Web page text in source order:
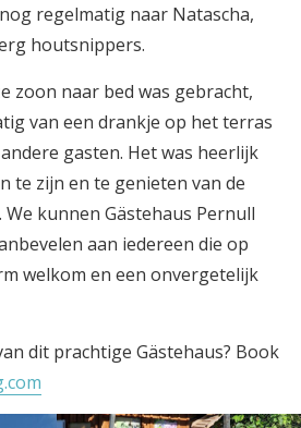
regelmatig naar Natascha,
houtsnippers.
zoon naar bed was gebracht,
van een drankje op het terras
gasten. Het was heerlijk
te zijn en te genieten van de
kunnen Gästehaus Pernull
aan iedereen die op
welkom en een onvergetelijk
dit prachtige Gästehaus? Book